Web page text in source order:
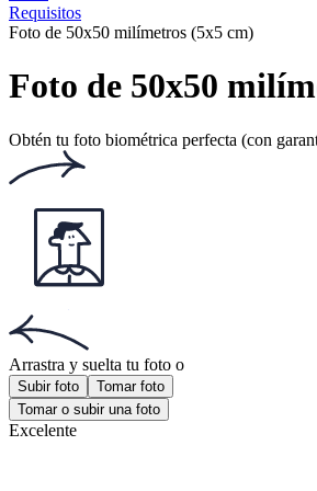
Requisitos
Foto de 50x50 milímetros (5x5 cm)
Foto de 50x50
Obtén tu foto biométrica perfecta (con
Arrastra y suelta tu foto o
Subir foto
Tomar foto
Tomar o subir una foto
Excelente